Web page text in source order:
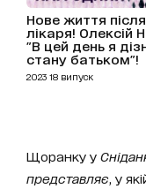
Нове життя
лікаря! Олексій
"В цей день я
стану батьком"!
2023 18 випуск
Щоранку у
представляє , у